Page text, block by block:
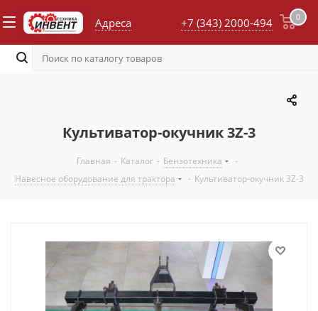
Адреса 0
+7 (343) 2000-494
Культиватор-окучник 3Z-3
Главная - Каталог - Бензотехника
-
Навесное оборудование для трактора
- Культиватор-окучник 3Z-3